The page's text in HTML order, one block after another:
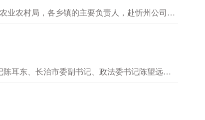
业农村局，各乡镇的主要负责人，赴忻州公司
耳东、长治市委副书记、政法委书记陈望远、